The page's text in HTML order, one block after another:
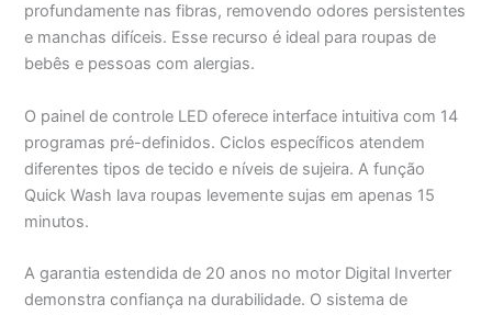
profundamente nas fibras, removendo odores persistentes
e manchas difíceis. Esse recurso é ideal para roupas de
bebês e pessoas com alergias.
O painel de controle LED oferece interface intuitiva com 14
programas pré-definidos. Ciclos específicos atendem
diferentes tipos de tecido e níveis de sujeira. A função
Quick Wash lava roupas levemente sujas em apenas 15
minutos.
A garantia estendida de 20 anos no motor Digital Inverter
demonstra confiança na durabilidade. O sistema de